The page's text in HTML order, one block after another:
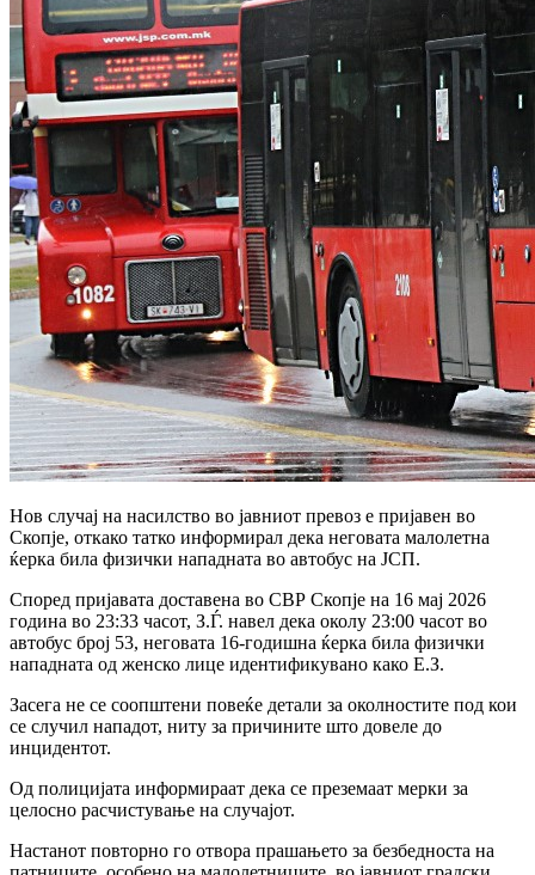
Нов случај на насилство во јавниот превоз е пријавен во
Скопје, откако татко информирал дека неговата малолетна
ќерка била физички нападната во автобус на ЈСП.
Според пријавата доставена во СВР Скопје на 16 мај 2026
година во 23:33 часот, З.Ѓ. навел дека околу 23:00 часот во
автобус број 53, неговата 16-годишна ќерка била физички
нападната од женско лице идентификувано како Е.З.
Засега не се соопштени повеќе детали за околностите под кои
се случил нападот, ниту за причините што довеле до
инцидентот.
Од полицијата информираат дека се преземаат мерки за
целосно расчистување на случајот.
Настанот повторно го отвора прашањето за безбедноста на